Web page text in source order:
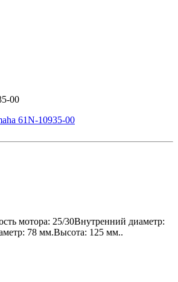
00
61N-10935-00
мотора: 25/30Внутренний диаметр:
78 мм.Высота: 125 мм..